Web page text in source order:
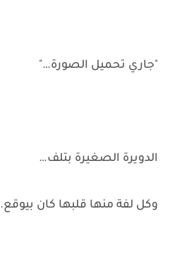
"جاري تحميل الصورة…"
الدويرة الصغيرة بتلف…
وكل لفة منها قلبها كان بيوقع.